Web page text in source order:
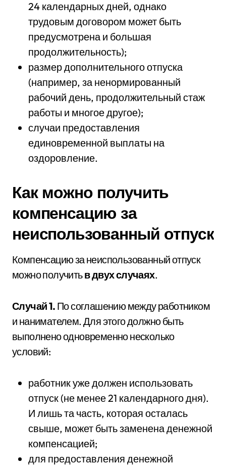
24 календарных дней, однако
трудовым договором может быть
предусмотрена и большая
продолжительность);
размер дополнительного отпуска
(например, за ненормированный
рабочий день, продолжительный стаж
работы и многое другое);
случаи предоставления
единовременной выплаты на
оздоровление.
Как можно получить
компенсацию за
неиспользованный отпуск
Компенсацию за неиспользованный отпуск
можно получитьв двух случаях.
Случай 1. По соглашению между работником
и нанимателем. Для этого должно быть
выполнено одновременно несколько
условий:
работник уже должен использовать
отпуск (не менее 21 календарного дня).
И лишь та часть, которая осталась
свыше, может быть заменена денежной
компенсацией;
для предоставления денежной